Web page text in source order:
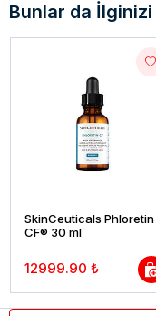
Bunlar da
SkinCeuticals Phloretin
CF® 30 ml
12999.90 ₺